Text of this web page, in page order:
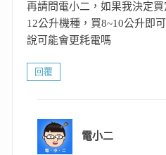
再請問電小二，如果我決定
12公升機種，買8~10公升即
說可能會更耗電嗎
回覆
電小二